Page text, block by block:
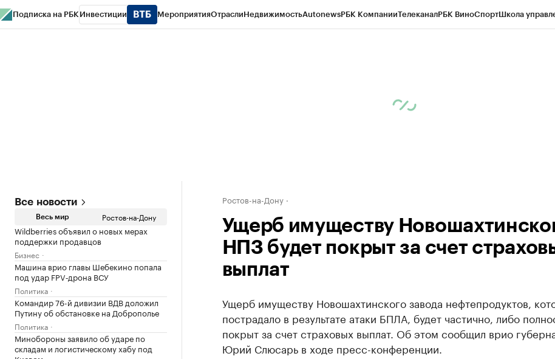
Подписка на РБК Инвестиции МероприятияОтраслиНедвижимостьAutonewsРБК КомпанииТелеканалРБК ВиноСпортШкола
Все новости
Весь мир Ростов-на-Дону
Wildberries объявил о новых мерах
поддержки продавцов
Бизнес
Машина врио главы Шебекино попала
под удар FPV‑дрона ВСУ
Политика
Командир 76-й дивизии ВДВ доложил
Путину об обстановке на Доброполье
Политика
Минобороны заявило об ударе по
складам и логистическому хабу под
Ростов-на-Дону
Ущерб имуществу
НПЗ будет покрыт за счет
выплат
Ущерб имуществу Новошахтинского завода нефтепродуктов,
пострадало в результате атаки БПЛА, будет частично, либо
покрыт за счет страховых выплат. Об этом сообщил врио
Юрий Слюсарь в ходе пресс-конференции.